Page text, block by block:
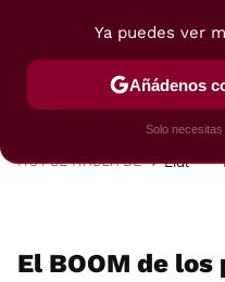
POSTRES VIAJES
HOY SE HABLA DE Lidl
El BOOM de
Ya puedes ver
Añádenos
Solo